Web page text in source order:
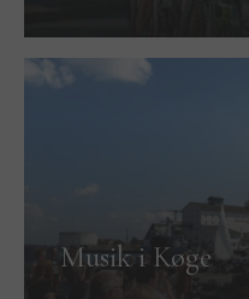
Musik i Køge